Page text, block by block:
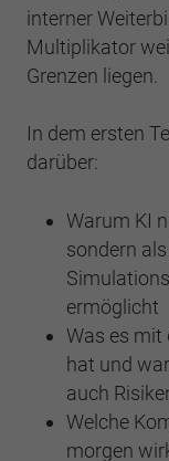
interner
Multiplikator
Grenzen liegen.
In dem ersten
darüber:
Warum KI
sondern
ermöglicht
Was es mit
hat und
auch
Welche
morgen
Name
Anbieter
Laufzeit
Zweck
Anbieter
Name
Anbieter
Laufzeit 1